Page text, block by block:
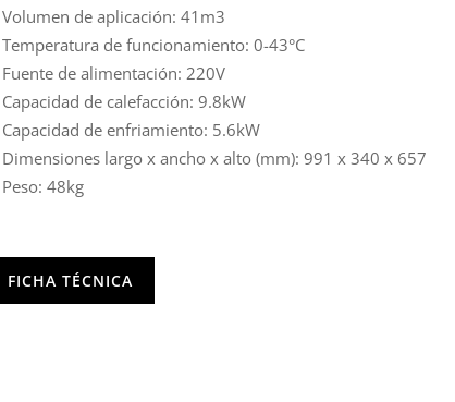
Volumen de aplicación: 41m3
Temperatura de funcionamiento: 0-43°C
Fuente de alimentación: 220V
Capacidad de calefacción: 9.8kW
Capacidad de enfriamiento: 5.6kW
Dimensiones largo x ancho x alto (mm): 991 x 340 x 657
Peso: 48kg
FICHA TÉCNICA